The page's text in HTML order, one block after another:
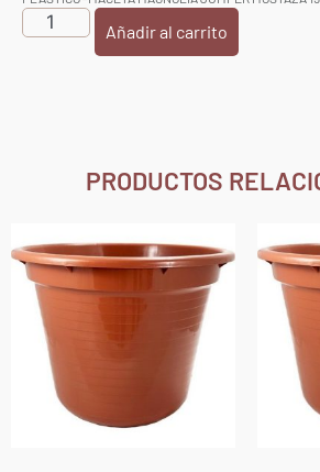
Añadir al carrito
PRODUCTOS